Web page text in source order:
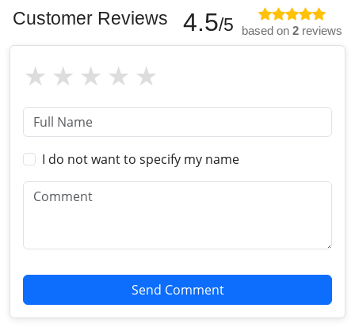
Customer Reviews 4.5/5 based on 2 reviews
I do not want to specify my name
Send Comment